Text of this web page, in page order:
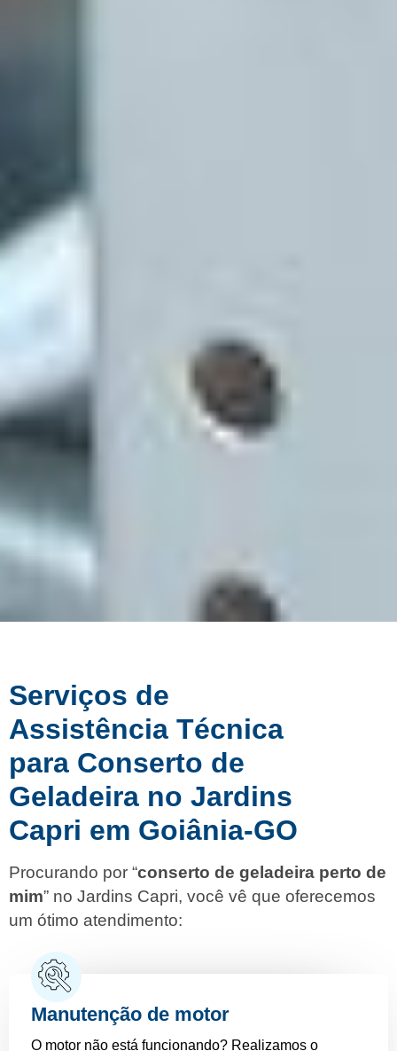
Serviços de
Assistência Técnica
para Conserto de
Geladeira no Jardins
Capri em Goiânia-GO
Procurando por “conserto de geladeira perto de
mim” no Jardins Capri, você vê que oferecemos
um ótimo atendimento:
Manutenção de motor
O motor não está funcionando? Realizamos o